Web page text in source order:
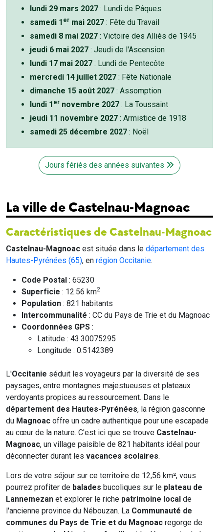
lundi 29 mars 2027 : Lundi de Pâques
samedi 1 er mai 2027 : Fête du Travail
samedi 8 mai 2027 : Victoire des Alliés de 1945
jeudi 6 mai 2027 : Jeudi de l'Ascension
lundi 17 mai 2027 : Lundi de Pentecôte
mercredi 14 juillet 2027 : Fête Nationale
dimanche 15 août 2027 : Assomption
lundi 1 er novembre 2027 : La Toussaint
jeudi 11 novembre 2027 : Armistice de 1918
samedi 25 décembre 2027 : Noël
Jours fériés des années suivantes
La ville de Castelnau-Magnoac
Caractéristiques de Castelnau-Magnoac
Castelnau-Magnoac est située dans le département des
Hautes-Pyrénées (65), en région Occitanie.
Code Postal : 65230
Superficie : 12.56 km2
Population : 821 habitants
Intercommunalité : CC du Pays de Trie et du Magnoac
Coordonnées GPS :
Latitude : 43.30075295
Longitude : 0.5142389
L'Occitanie séduit les voyageurs par la diversité de ses
paysages, entre montagnes majestueuses et plateaux
verdoyants propices au ressourcement. Dans le
département des Hautes-Pyrénées, la région gasconne
du Magnoac offre un cadre authentique pour une escapade
au cœur de la nature. C'est ici que se trouve Castelnau-
Magnoac, un village paisible de 821 habitants idéal pour
déconnecter durant les vacances scolaires.
Lors de votre séjour sur ce territoire de 12,56 km², vous
pourrez profiter de balades bucoliques sur le plateau de
Lannemezan et explorer le riche patrimoine local de
l'ancienne province du Nébouzan. La Communauté de
communes du Pays de Trie et du Magnoac regorge de